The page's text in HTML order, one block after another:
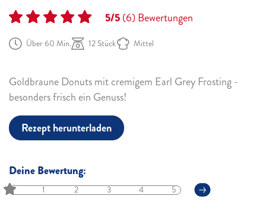
5/5(6)Bewertungen
Über 60 Min. 12 Stück Mittel
Goldbraune Donuts mit cremigem Earl Grey Frosting -
besonders frisch ein Genuss!
Rezept herunterladen
Deine Bewertung:
1 2 3 4 5